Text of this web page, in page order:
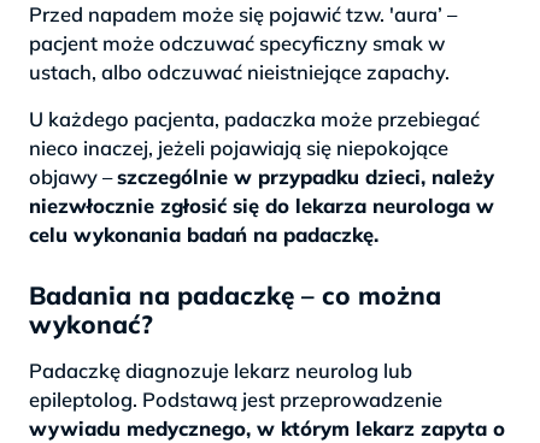
Przed napadem może się pojawić tzw. 'aura’ –
pacjent może odczuwać specyficzny smak w
ustach, albo odczuwać nieistniejące zapachy.
U każdego pacjenta, padaczka może przebiegać
nieco inaczej, jeżeli pojawiają się niepokojące
objawy –szczególnie w przypadku dzieci, należy
niezwłocznie zgłosić się do lekarza neurologa w
celu wykonania badań na padaczkę.
Badania na padaczkę – co można
wykonać?
Padaczkę diagnozuje lekarz neurolog lub
epileptolog. Podstawą jest przeprowadzenie
wywiadu medycznego, w którym lekarz zapyta o